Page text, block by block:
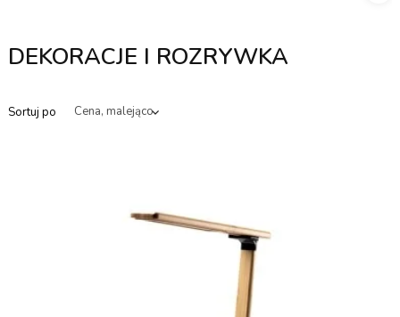
DEKORACJE I ROZRYWKA
Sortuj po